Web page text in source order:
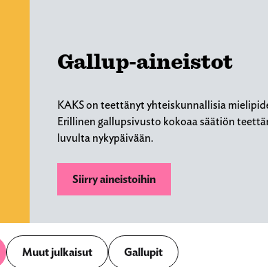
Gallup-aineistot
KAKS on teettänyt yhteiskunnallisia
Erillinen gallupsivusto kokoaa säätiön
luvulta nykypäivään.
Siirry aineistoihin
Muut julkaisut Gallupit